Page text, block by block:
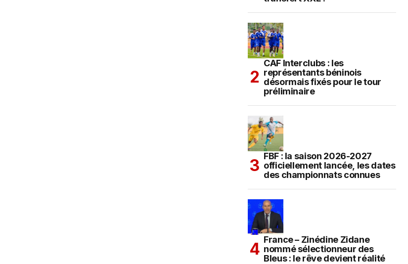
CAF Interclubs : les
représentants béninois
désormais fixés pour le tour
préliminaire
FBF : la saison 2026-2027
officiellement lancée, les dates
des championnats connues
France – Zinédine Zidane
nommé sélectionneur des
Bleus : le rêve devient réalité